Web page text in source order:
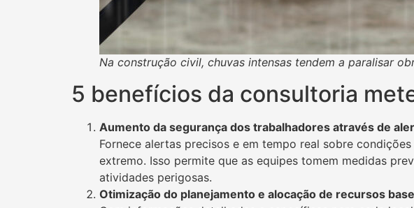
Na construção civil, chuvas intensas tendem a paralisar
5 benefícios da consultoria
Aumento da segurança dos trabalhadores através de
Fornece alertas precisos e em tempo real sobre
extremo. Isso permite que as equipes tomem medidas
atividades perigosas.
Otimização do planejamento e alocação de recursos